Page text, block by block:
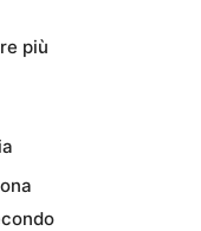
più